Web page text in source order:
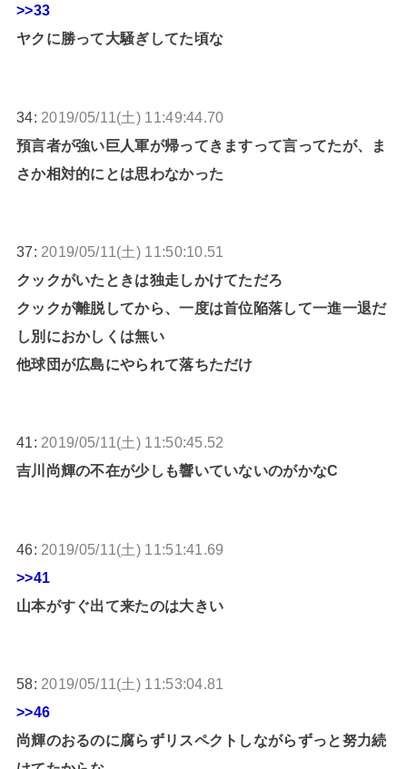
>>33
ヤクに勝って大騒ぎしてた頃な
34: 2019/05/11(土) 11:49:44.70
預言者が強い巨人軍が帰ってきますって言ってたが、ま
さか相対的にとは思わなかった
37: 2019/05/11(土) 11:50:10.51
クックがいたときは独走しかけてただろ
クックが離脱してから、一度は首位陥落して一進一退だ
し別におかしくは無い
他球団が広島にやられて落ちただけ
41: 2019/05/11(土) 11:50:45.52
吉川尚輝の不在が少しも響いていないのがかなC
46: 2019/05/11(土) 11:51:41.69
>>41
山本がすぐ出て来たのは大きい
58: 2019/05/11(土) 11:53:04.81
>>46
尚輝のおるのに腐らずリスペクトしながらずっと努力続